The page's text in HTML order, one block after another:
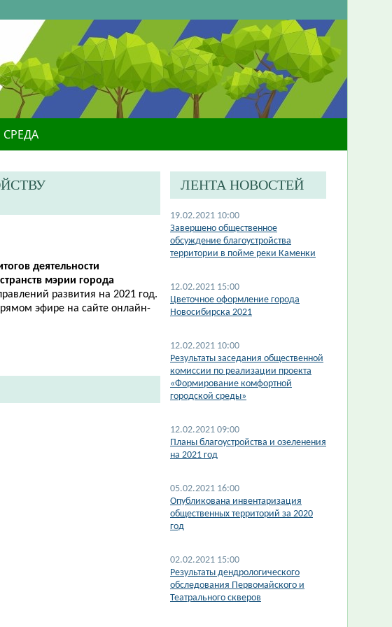
деятельности
мэрии города
развития на 2021 год.
эфире на сайте онлайн-
ЛЕНТА НОВОСТЕЙ
19.02.2021 10:00
Завершено общественное
обсуждение благоустройства
территории в пойме реки Каменки
12.02.2021 15:00
Цветочное оформление города
Новосибирска 2021
12.02.2021 10:00
Результаты заседания общественной
комиссии по реализации проекта
«Формирование комфортной
городской среды»
12.02.2021 09:00
Планы благоустройства и озеленения
на 2021 год
05.02.2021 16:00
Опубликована инвентаризация
общественных территорий за 2020
год
02.02.2021 15:00
Результаты дендрологического
обследования Первомайского и
Театрального скверов